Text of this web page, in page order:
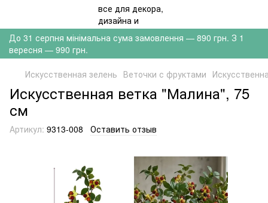
До 31 серпня мінімальна сума замовлення — 890 грн. З 1
вересня — 990 грн.
Искусственная зелень Веточки с фруктами
Искусственная ветка "Малина", 75
см
Артикул: 9313-008 Оставить отзыв